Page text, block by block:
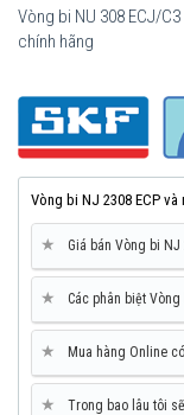
Vòng bi SKF NJ
Anh - Đại lý uỷ quyền
Vòng bi NU 308 ECJ/C3
chính hãng
Vòng bi NJ 2308 ECP
★ Giá bán Vòng bi NJ
★ Các phân biệt
★ Mua hàng Online
★ Trong bao lâu tôi